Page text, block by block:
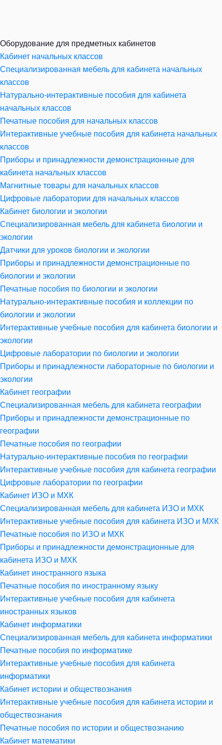
Оборудование для предметных кабинетов
Кабинет начальных классов
Специализированная мебель для кабинета начальных
классов
Натурально-интерактивные пособия для кабинета
начальных классов
Печатные пособия для начальных классов
Интерактивные учебные пособия для кабинета начальных
классов
Приборы и принадлежности демонстрационные для
кабинета начальных классов
Магнитные товары для начальных классов
Цифровые лаборатории для начальных классов
Кабинет биологии и экологии
Специализированная мебель для кабинета биологии и
экологии
Датчики для уроков биологии и экологии
Приборы и принадлежности демонстрационные по
биологии и экологии
Печатные пособия по биологии и экологии
Натурально-интерактивные пособия и коллекции по
биологии и экологии
Интерактивные учебные пособия для кабинета биологии и
экологии
Цифровые лаборатории по биологии и экологии
Приборы и принадлежности лабораторные по биологии и
экологии
Кабинет географии
Специализированная мебель для кабинета географии
Приборы и принадлежности демонстрационные по
географии
Печатные пособия по географии
Натурально-интерактивные пособия по географии
Интерактивные учебные пособия для кабинета географии
Цифровые лаборатории по географии
Кабинет ИЗО и МХК
Специализированная мебель для кабинета ИЗО и МХК
Интерактивные учебные пособия для кабинета ИЗО и МХК
Печатные пособия по ИЗО и МХК
Приборы и принадлежности демонстрационные для
кабинета ИЗО и МХК
Кабинет иностранного языка
Печатные пособия по иностранному языку
Интерактивные учебные пособия для кабинета
иностранных языков
Кабинет информатики
Специализированная мебель для кабинета информатики
Печатные пособия по информатике
Интерактивные учебные пособия для кабинета
информатики
Кабинет истории и обществознания
Интерактивные учебные пособия для кабинета истории и
обществознания
Печатные пособия по истории и обществознанию
Кабинет математики